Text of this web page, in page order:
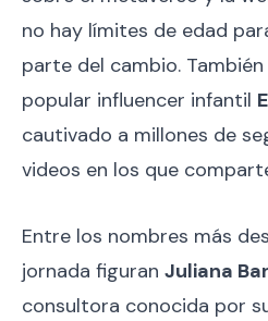
no hay límites de edad
parte del cambio.
popular influencer infantil
cautivado a millones de
videos en los que
Entre los nombres más
jornada figuran Juliana
consultora conocida por